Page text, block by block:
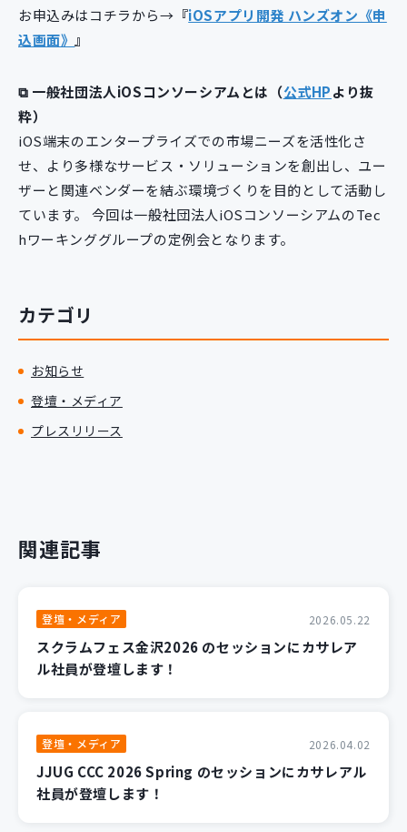
お申込みはコチラから→ 『iOSアプリ開発 ハンズオン《申
込画面》 』
⧉ 一般社団法人iOSコンソーシアムとは（公式HPより抜
粋）
iOS端末のエンタープライズでの市場ニーズを活性化さ
せ、より多様なサービス・ソリューションを創出し、ユー
ザーと関連ベンダーを結ぶ環境づくりを目的として活動し
ています。 今回は一般社団法人iOSコンソーシアムのTec
hワーキンググループの定例会となります。
カテゴリ
お知らせ
登壇・メディア
プレスリリース
関連記事
登壇・メディア 2026.05.22
スクラムフェス金沢2026 のセッションにカサレア
ル社員が登壇します！
登壇・メディア 2026.04.02
JJUG CCC 2026 Spring のセッションにカサレアル
社員が登壇します！